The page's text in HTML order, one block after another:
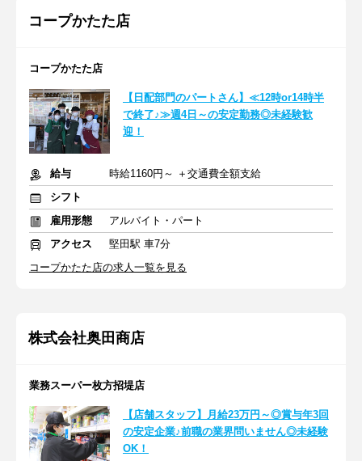
コープかたた店
コープかたた店
【日配部門のパートさん】≪12時or14時半
で終了♪≫週4日～の安定勤務◎未経験歓
迎！
給与
時給1160円～ ＋交通費全額支給
シフト
雇用形態
アルバイト・パート
アクセス
堅田駅 車7分
コープかたた店の求人一覧を見る
株式会社奥田商店
業務スーパー枚方招堤店
【店舗スタッフ】月給23万円～◎賞与年3回
の安定企業♪前職の業界問いません◎未経験
OK！